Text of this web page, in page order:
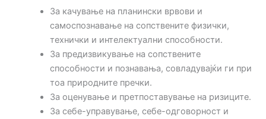
За качување на планински врвови и
самоспознавање на сопствените физички,
технички и интелектуални способности.
За предизвикување на сопствените
способности и познавања, совладувајќи ги при
тоа природните пречки.
За оценување и претпоставување на ризиците.
За себе-управување, себе-одговорност и